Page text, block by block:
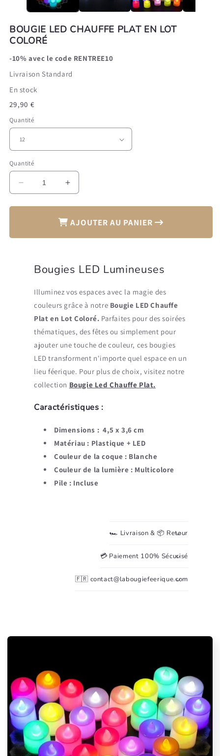
BOUGIE LED CHAUFFE PLAT EN LOT
COLORÉ
-10% avec le code RENTREE10
Livraison Standard
En stock
Prix
habituel
29,90 €
Quantité
Quantité
Réduire
la
quantité
LED
Coloré
Augmenter
la
quantité
de
Bougie
LED
en
Coloré
AJOUTER AU PANIER
Bougies LED Lumineuses
Illuminez vos espaces avec la magie des
couleurs grâce à notre Bougie LED Chauffe
Plat en Lot Coloré. Parfaites pour des soirées
thématiques, des fêtes ou simplement pour
ajouter une touche de couleur, ces bougies
LED transforment n'importe quel espace en un
lieu féerique. Pour plus de choix, visitez notre
collection Bougie Led Chauffe Plat.
Caractéristiques :
Dimensions :4,5 x 3,6 cm
Matériau : Plastique + LED
Couleur de la coque : Blanche
Couleur de la lumière : Multicolore
Pile : Incluse
🏎️ Livraison & 📦 Retour
💳 Paiement 100% Sécurisé
🇫🇷 contact@labougiefeerique.com